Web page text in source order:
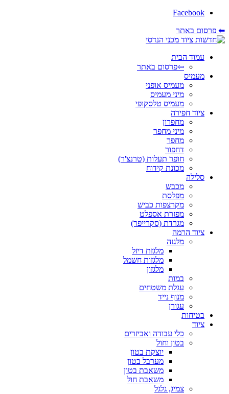
Facebook
⬅ פרסום באתר
עמוד הבית
⇦פרסום באתר
מעמיס
מעמיס אופני
מיני מעמיס
מעמיס טלסקופי
ציוד חפירה
מחפרון
מיני מחפר
מחפר
דחפור
חופר תעלות (טרנצ'ר)
מכונת קידוח
סלילה
מכבש
מפלסת
מקרצפות כביש
מפזרת אספלט
מגרדת (סקרייפר)
ציוד הרמה
מלגזה
מלגזת דיזל
מלגזות חשמל
מלגזון
במות
עגלת משטחים
מנוף נייד
עגורן
בטיחות
ציוד
כלי עבודה ואביזרים
בטון וחול
יוצקת בטון
מערבל בטון
משאבת בטון
משאבת חול
צמיג, גלגל